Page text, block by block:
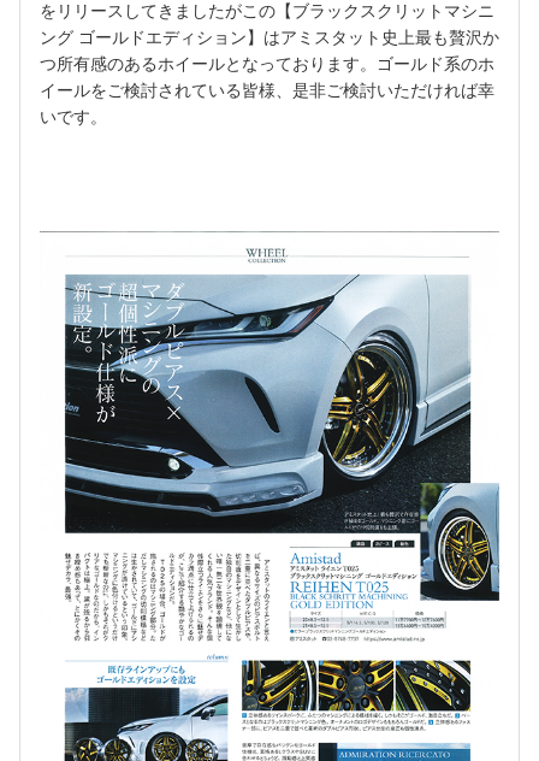
をリリースしてきましたがこの【ブラックスクリットマシニ
ング ゴールドエディション】はアミスタット史上最も贅沢か
つ所有感のあるホイールとなっております。ゴールド系のホ
イールをご検討されている皆様、是非ご検討いただければ幸
いです。